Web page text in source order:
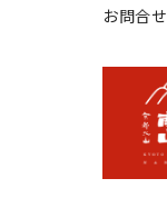
お問合せ